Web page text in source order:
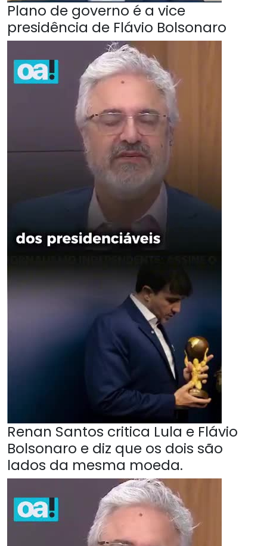
Plano de governo é a vice
presidência de Flávio Bolsonaro
Renan Santos critica Lula e Flávio
Bolsonaro e diz que os dois são
lados da mesma moeda.